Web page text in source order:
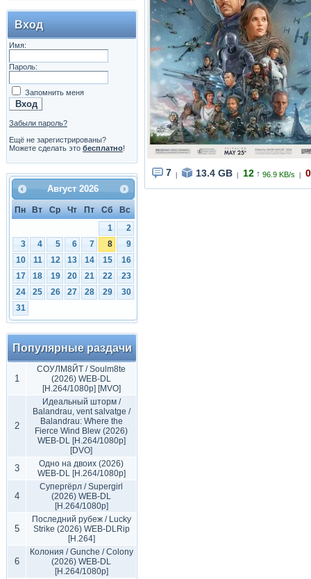
Вход
Имя:
Пароль:
Запомнить меня
Забыли пароль?
Ещё не зарегистрированы?
Можете сделать это бесплатно!
Август 2026
Пн Вт Ср Чт Пт Сб
Вс
1
2
3
4 5 6 7 8
9
10
11 12 13 14 15
16
17
18 19 20 21 22
23
24
25 26 27 28 29
30
31
Популярные раздачи
1
СОУЛМ8ЙТ / Soulm8te
(2026) WEB-DL
[H.264/1080p] [MVO]
2
Идеальный шторм /
Balandrau, vent salvatge /
Balandrau: Where the
Fierce Wind Blew (2026)
WEB-DL [H.264/1080p]
[DVO]
3
Одно на двоих (2026)
WEB-DL [H.264/1080p]
4
Супергёрл / Supergirl
(2026) WEB-DL
[H.264/1080p]
5
Последний рубеж / Lucky
Strike (2026) WEB-DLRip
[H.264]
6
Колония / Gunche / Colony
(2026) WEB-DL
[H.264/1080p]
7 13.4 GB 12 ↑ 96.9 KB/s 0